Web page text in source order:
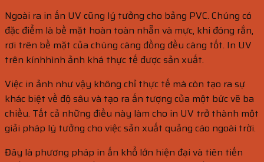
Ngoài ra in ấn UV cũng lý tưởng cho bảng PVC. Chúng có
đặc điểm là bề mặt hoàn toàn nhẵn và mực, khi đóng rắn,
rơi trên bề mặt của chúng càng đồng đều càng tốt. In UV
trên kínhhình ảnh khá thực tế được sản xuất.
Việc in ảnh như vậy không chỉ thực tế mà còn tạo ra sự
khác biệt về độ sâu và tạo ra ấn tượng của một bức vẽ ba
chiều. Tất cả những điều này làm cho in UV trở thành một
giải pháp lý tưởng cho việc sản xuất quảng cáo ngoài trời.
Đây là phương pháp in ấn khổ lớn hiện đại và tiên tiến